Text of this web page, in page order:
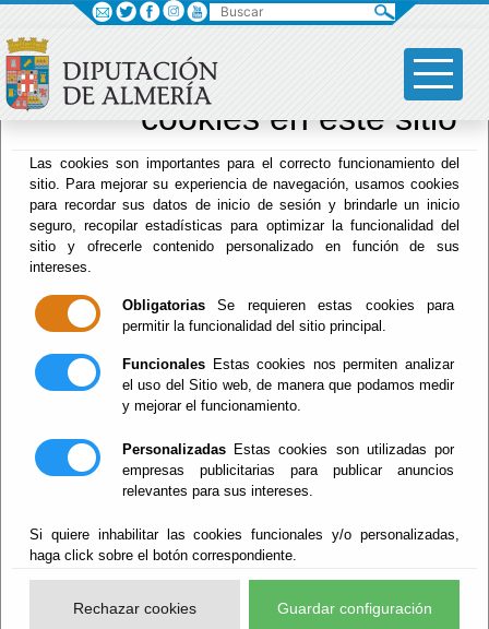
Sus opciones en
relación al uso de
cookies en este sitio
Las cookies son importantes para el correcto funcionamiento del
sitio. Para mejorar su experiencia de navegación, usamos cookies
para recordar sus datos de inicio de sesión y brindarle un inicio
seguro, recopilar estadísticas para optimizar la funcionalidad del
sitio y ofrecerle contenido personalizado en función de sus
intereses.
Obligatorias Se requieren estas cookies para
permitir la funcionalidad del sitio principal.
Funcionales Estas cookies nos permiten analizar
el uso del Sitio web, de manera que podamos medir
y mejorar el funcionamiento.
Personalizadas Estas cookies son utilizadas por
empresas publicitarias para publicar anuncios
relevantes para sus intereses.
Si quiere inhabilitar las cookies funcionales y/o personalizadas,
haga click sobre el botón correspondiente.
Rechazar cookies Guardar configuración
Archivo Biblioteca
Menú Archivo Biblioteca
Inicio -
Directorio
950 211 174 / 950 211 446
mcruzsal@dipalme.org
González Sánchez
agonzasa@dipalme.org
Buscar